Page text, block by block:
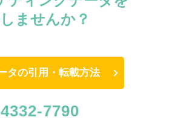
ませんか？
タの引用・転載方法
7790